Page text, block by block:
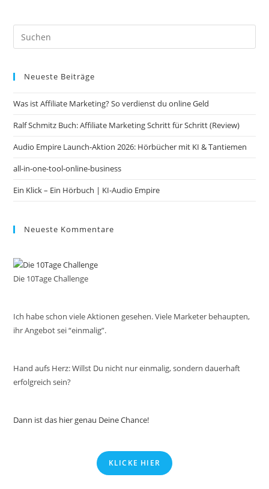
Neueste Beiträge
Was ist Affiliate Marketing? So verdienst du online Geld
Ralf Schmitz Buch: Affiliate Marketing Schritt für Schritt (Review)
Audio Empire Launch-Aktion 2026: Hörbücher mit KI & Tantiemen
all-in-one-tool-online-business
Ein Klick – Ein Hörbuch | KI‑Audio Empire
Neueste Kommentare
Die 10Tage Challenge
Ich habe schon viele Aktionen gesehen. Viele Marketer behaupten,
ihr Angebot sei “einmalig”.
Hand aufs Herz: Willst Du nicht nur einmalig, sondern dauerhaft
erfolgreich sein?
Dann ist das hier genau Deine Chance!
KLICKE HIER